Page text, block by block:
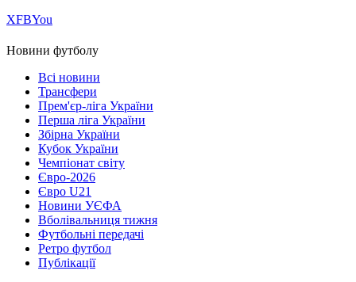
ХFBYou
Новини футболу
Всі новини
Трансфери
Прем'єр-ліга України
Перша ліга України
Збірна України
Кубок України
Чемпіонат світу
Євро-2026
Євро U21
Новини УЄФА
Вболівальниця тижня
Футбольні передачі
Ретро футбол
Публікації